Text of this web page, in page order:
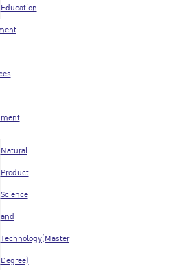
Education
Natural
Product
Science
and
Technology(Master
Degree)